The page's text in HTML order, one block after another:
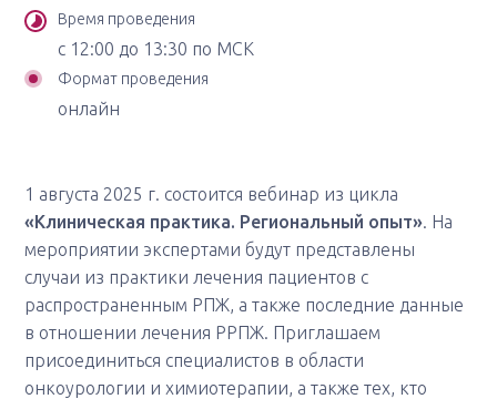
Время проведения
с 12:00 до 13:30 по МСК
Формат проведения
онлайн
1 августа 2025 г. состоится вебинар из цикла
«Клиническая практика. Региональный опыт». На
мероприятии экспертами будут представлены
случаи из практики лечения пациентов с
распространенным РПЖ, а также последние данные
в отношении лечения РРПЖ. Приглашаем
присоединиться специалистов в области
онкоурологии и химиотерапии, а также тех, кто